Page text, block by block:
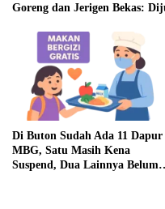
Goreng dan Jerigen Bekas:
Di Buton Sudah Ada 11 Dapur
MBG, Satu Masih Kena
Suspend, Dua Lainnya Belum